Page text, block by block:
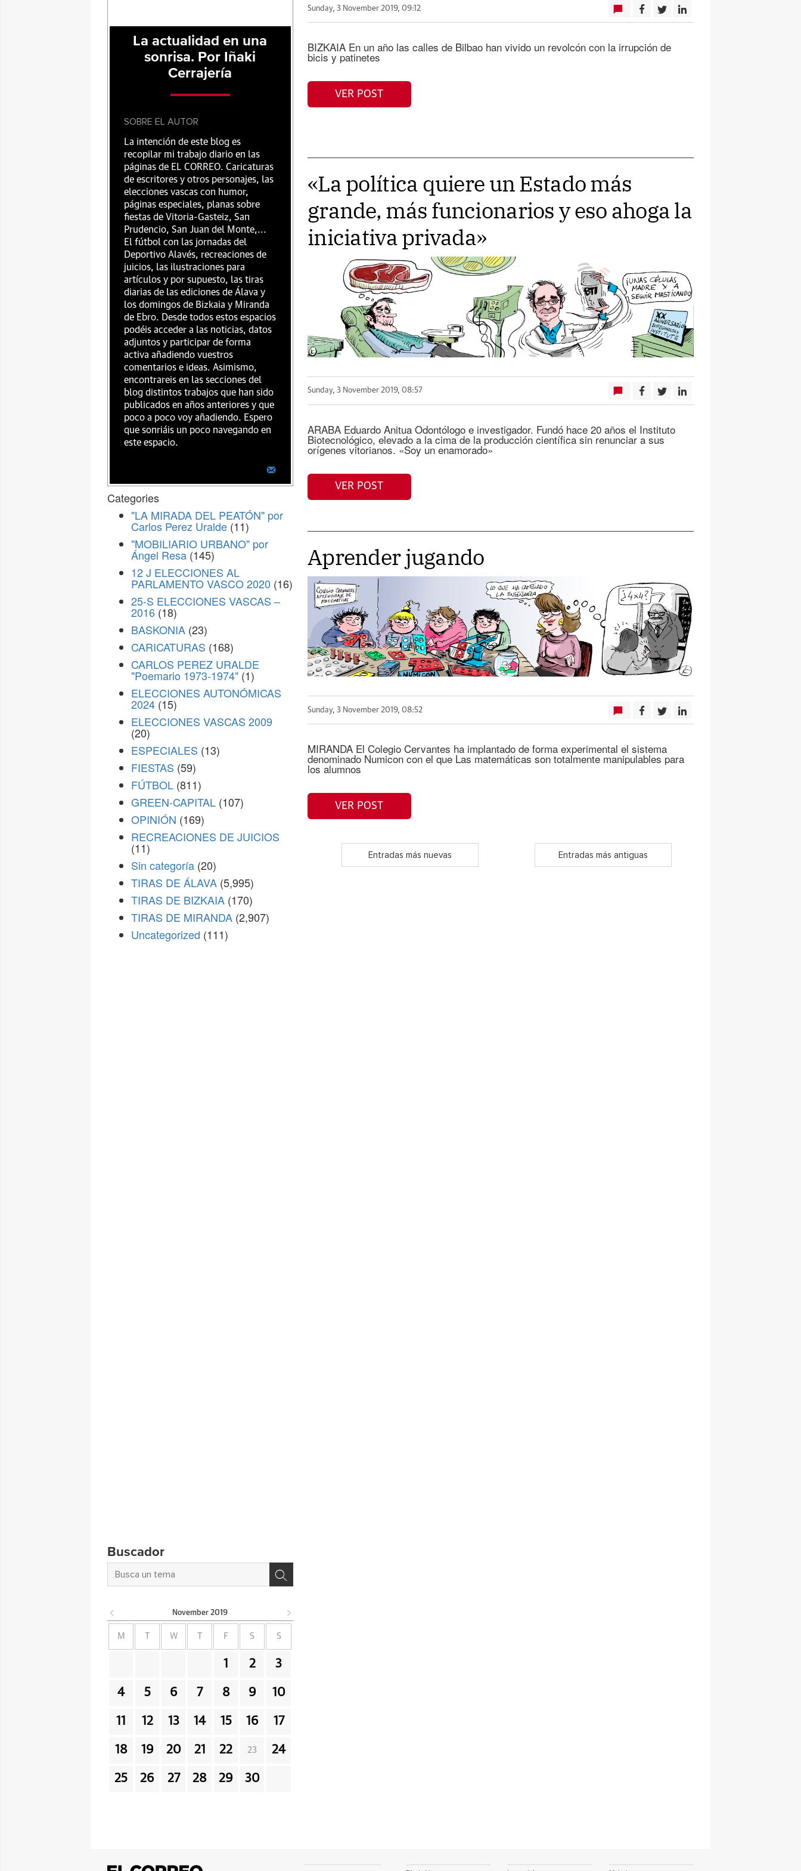
Sunday, 3 November 2019, 09:12
BIZKAIA En un año las calles de Bilbao han vivido un revolcón con la irrupción de
bicis y patinetes
VER POST
«La política quiere un Estado más
grande, más funcionarios y eso ahoga la
iniciativa privada»
Sunday, 3 November 2019, 08:57
ARABA Eduardo Anitua Odontólogo e investigador. Fundó hace 20 años el Instituto
Biotecnológico, elevado a la cima de la producción científica sin renunciar a sus
orígenes vitorianos. «Soy un enamorado»
VER POST
Aprender jugando
Sunday, 3 November 2019, 08:52
MIRANDA El Colegio Cervantes ha implantado de forma experimental el sistema
denominado Numicon con el que Las matemáticas son totalmente manipulables para
los alumnos
VER POST
Entradas más nuevas Entradas más antiguas
La actualidad en una
sonrisa. Por Iñaki
Cerrajería
SOBRE EL AUTOR
La intención de este blog es
recopilar mi trabajo diario en las
páginas de EL CORREO. Caricaturas
de escritores y otros personajes, las
elecciones vascas con humor,
páginas especiales, planas sobre
fiestas de Vitoria-Gasteiz, San
Prudencio, San Juan del Monte,...
El fútbol con las jornadas del
Deportivo Alavés, recreaciones de
juicios, las ilustraciones para
artículos y por supuesto, las tiras
diarias de las ediciones de Álava y
los domingos de Bizkaia y Miranda
de Ebro. Desde todos estos espacios
podéis acceder a las noticias, datos
adjuntos y participar de forma
activa añadiendo vuestros
comentarios e ideas. Asimismo,
encontrareis en las secciones del
blog distintos trabajos que han sido
publicados en años anteriores y que
poco a poco voy añadiendo. Espero
que sonriáis un poco navegando en
este espacio.
Categories
"LA MIRADA DEL PEATÓN" por
Carlos Perez Uralde (11)
"MOBILIARIO URBANO" por
Ángel Resa (145)
12 J ELECCIONES AL
PARLAMENTO VASCO 2020 (16)
25-S ELECCIONES VASCAS –
2016 (18)
BASKONIA (23)
CARICATURAS (168)
CARLOS PEREZ URALDE
"Poemario 1973-1974" (1)
ELECCIONES AUTONÓMICAS
2024 (15)
ELECCIONES VASCAS 2009
(20)
ESPECIALES (13)
FIESTAS (59)
FÚTBOL (811)
GREEN-CAPITAL (107)
OPINIÓN (169)
RECREACIONES DE JUICIOS
(11)
Sin categoría (20)
TIRAS DE ÁLAVA (5,995)
TIRAS DE BIZKAIA (170)
TIRAS DE MIRANDA (2,907)
Uncategorized (111)
Buscador
November 2019
M W F S S
1 2 3
4 5 6 7 8 9 10
11 12 13 14 15 16 17
18 19 20 21 22 23 24
25 26 27 28 29 30